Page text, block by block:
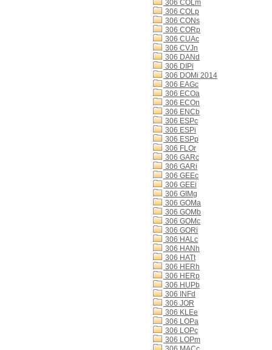
306 COLm
306 COLp
306 CONs
306 CORp
306 CUAc
306 CVJn
306 DANd
306 DIPi
306 DOMi 2014
306 EAGc
306 ECOa
306 ECOn
306 ENCb
306 ESPc
306 ESPi
306 ESPp
306 FLOr
306 GARc
306 GARi
306 GEEc
306 GEEi
306 GIMg
306 GOMa
306 GOMb
306 GOMc
306 GORi
306 HALc
306 HANh
306 HATt
306 HERh
306 HERp
306 HUPb
306 INFd
306 JOR
306 KLEe
306 LOPa
306 LOPc
306 LOPm